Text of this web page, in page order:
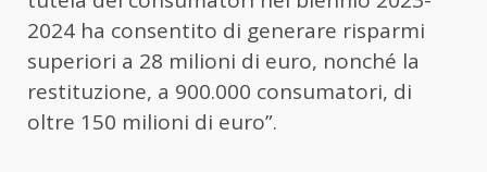
2024 ha consentito di generare risparmi
superiori a 28 milioni di euro, nonché la
restituzione, a 900.000 consumatori, di
oltre 150 milioni di euro”.